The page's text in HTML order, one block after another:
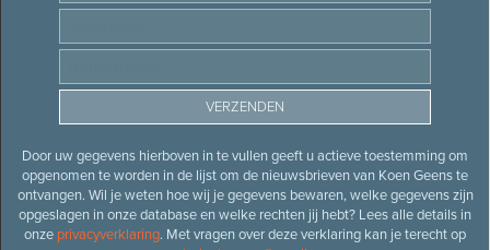
Door uw gegevens hierboven in te vullen geeft u actieve toestemming om
opgenomen te worden in de lijst om de nieuwsbrieven van Koen Geens te
ontvangen. Wil je weten hoe wij je gegevens bewaren, welke gegevens zijn
opgeslagen in onze database en welke rechten jij hebt? Lees alle details in
onze privacyverklaring. Met vragen over deze verklaring kan je terecht op